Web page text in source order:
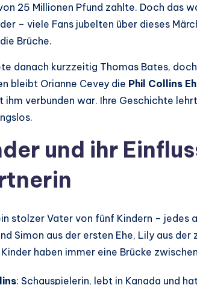
25 Millionen Pfund zahlte. Doch das
– viele Fans jubelten über dieses
Brüche.
danach kurzzeitig Thomas Bates,
bleibt Orianne Cevey die Phil Collins
ihm verbunden war. Ihre Geschichte
und ihr
stolzer Vater von fünf Kindern – jedes
Simon aus der ersten Ehe, Lily aus
haben immer eine Brücke
: Schauspielerin, lebt in Kanada und